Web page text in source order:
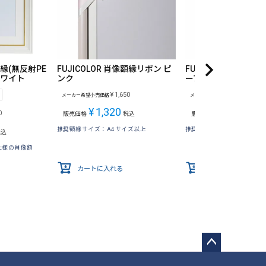
(無反射PE
イト
の肖像額
FUJICOLOR 肖像額縁リボン ピ
ンク
メーカー希望小売価格 ¥ 1,650
販売価格 ¥1,320 税込
推奨額縁サイズ：A4サイズ以上
カートに入れる
FUJICOLOR 肖像額
ープル
メーカー希望小売価格
販売価格
推奨額縁サイズ：A4サイズ